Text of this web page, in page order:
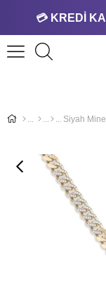
💳 KREDİ
Siyah